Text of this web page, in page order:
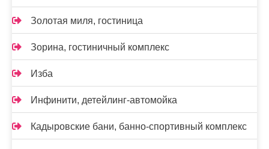
Золотая миля, гостиница
Зорина, гостиничный комплекс
Изба
Инфинити, детейлинг-автомойка
Кадыровские бани, банно-спортивный комплекс